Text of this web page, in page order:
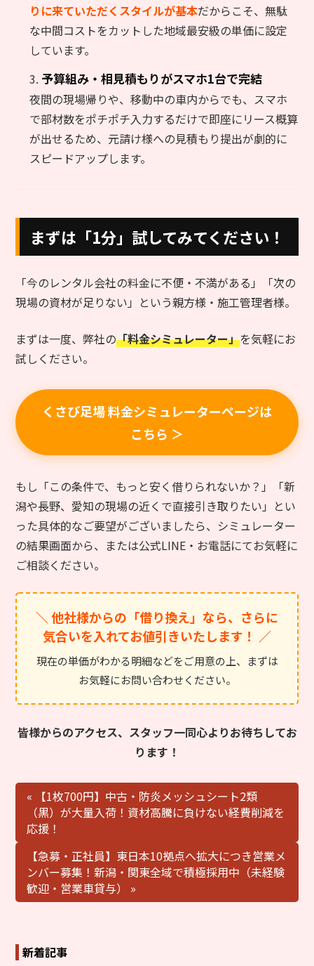
りに来ていただくスタイルが基本だからこそ、無駄
な中間コストをカットした地域最安級の単価に設定
しています。
予算組み・相見積もりがスマホ1台で完結
夜間の現場帰りや、移動中の車内からでも、スマホ
で部材数をポチポチ入力するだけで即座にリース概算
が出せるため、元請け様への見積もり提出が劇的に
スピードアップします。
まずは「1分」試してみてください！
「今のレンタル会社の料金に不便・不満がある」「次の
現場の資材が足りない」という親方様・施工管理者様。
まずは一度、弊社の「料金シミュレーター」を気軽にお
試しください。
くさび足場 料金シミュレーターページは
こちら ＞
もし「この条件で、もっと安く借りられないか？」「新
潟や長野、愛知の現場の近くで直接引き取りたい」とい
った具体的なご要望がございましたら、シミュレーター
の結果画面から、または公式LINE・お電話にてお気軽に
ご相談ください。
＼ 他社様からの「借り換え」なら、さらに
気合いを入れてお値引きいたします！ ／
現在の単価がわかる明細などをご用意の上、まずは
お気軽にお問い合わせください。
皆様からのアクセス、スタッフ一同心よりお待ちしてお
ります！
« 【1枚700円】中古・防炎メッシュシート2類
（黒）が大量入荷！資材高騰に負けない経費削減を
応援！
【急募・正社員】東日本10拠点へ拡大につき営業メ
ンバー募集！新潟・関東全域で積極採用中（未経験
歓迎・営業車貸与） »
新着記事